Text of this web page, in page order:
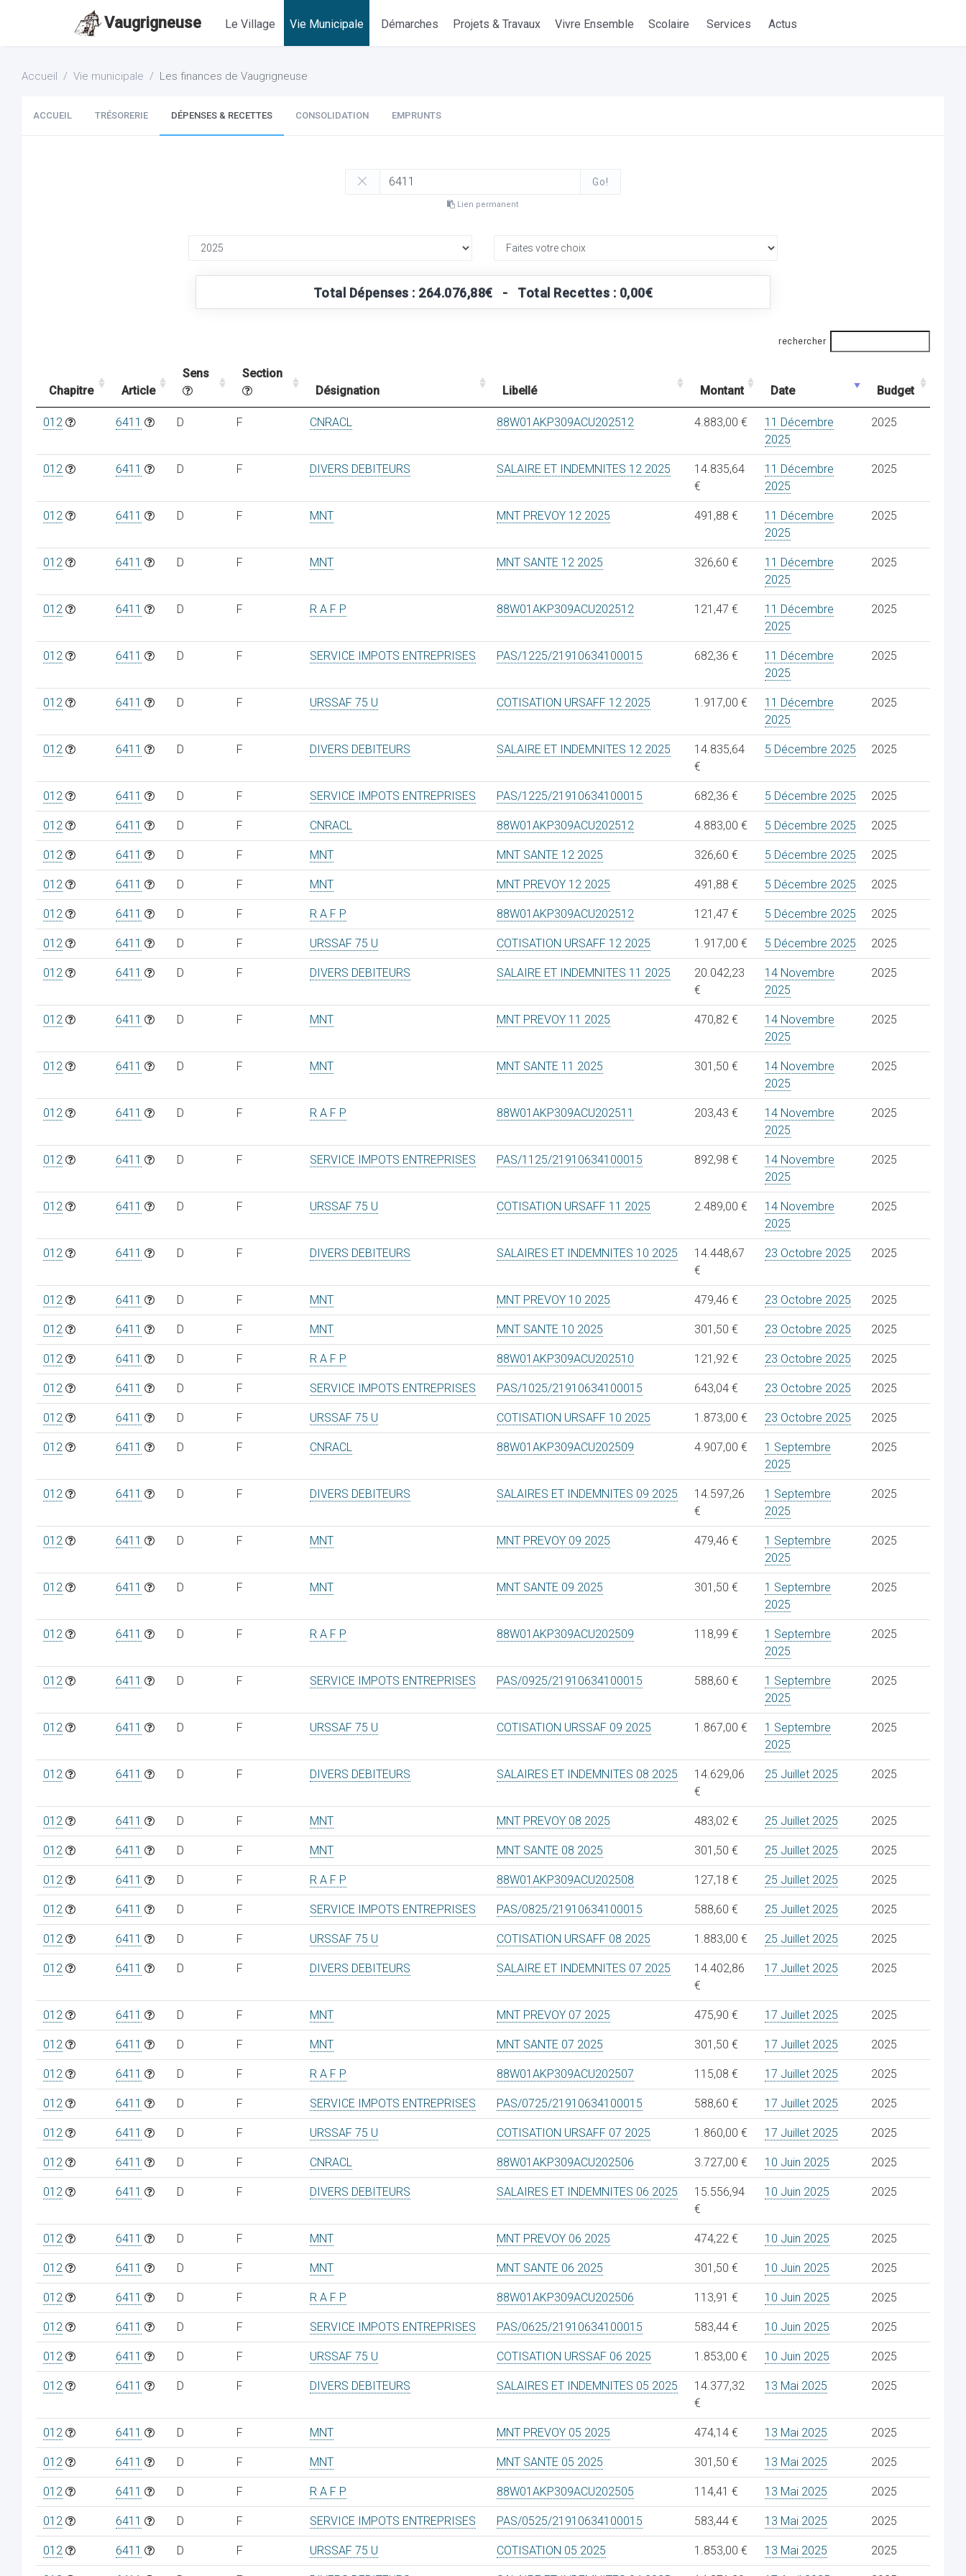
Vaugrigneuse Le Village Vie Municipale Démarches Projets & Travaux Vivre Ensemble Scolaire Services Actus
Accueil Vie municipale Les finances de Vaugrigneuse
ACCUEIL TRÉSORERIE DÉPENSES & RECETTES CONSOLIDATION EMPRUNTS
Go!
Lien permanent
Total Dépenses : 264.076,88€ - Total Recettes : 0,00€
rechercher
Chapitre Article
Sens
Section
Désignation
Libellé Montant Date Budget
012 6411 D F CNRACL 88W01AKP309ACU202512 4.883,00 €
11 Décembre
2025
2025
012 6411 D F DIVERS DEBITEURS SALAIRE ET INDEMNITES 12 2025
14.835,64
€
11 Décembre
2025
2025
012 6411 D F MNT MNT PREVOY 12 2025 491,88 €
11 Décembre
2025
2025
012 6411 D F MNT MNT SANTE 12 2025 326,60 €
11 Décembre
2025
2025
012 6411 D F R A F P 88W01AKP309ACU202512 121,47 €
11 Décembre
2025
2025
012 6411 D F SERVICE IMPOTS ENTREPRISES PAS/1225/21910634100015 682,36 €
11 Décembre
2025
2025
012 6411 D F URSSAF 75 U COTISATION URSAFF 12 2025 1.917,00 €
11 Décembre
2025
2025
012 6411 D F DIVERS DEBITEURS SALAIRE ET INDEMNITES 12 2025
14.835,64
€
5 Décembre 2025 2025
012 6411 D F SERVICE IMPOTS ENTREPRISES PAS/1225/21910634100015 682,36 € 5 Décembre 2025 2025
012 6411 D F CNRACL 88W01AKP309ACU202512 4.883,00 € 5 Décembre 2025 2025
012 6411 D F MNT MNT SANTE 12 2025 326,60 € 5 Décembre 2025 2025
012 6411 D F MNT MNT PREVOY 12 2025 491,88 € 5 Décembre 2025 2025
012 6411 D F R A F P 88W01AKP309ACU202512 121,47 € 5 Décembre 2025 2025
012 6411 D F URSSAF 75 U COTISATION URSAFF 12 2025 1.917,00 € 5 Décembre 2025 2025
012 6411 D F DIVERS DEBITEURS SALAIRE ET INDEMNITES 11 2025
20.042,23
€
14 Novembre
2025
2025
012 6411 D F MNT MNT PREVOY 11 2025 470,82 €
14 Novembre
2025
2025
012 6411 D F MNT MNT SANTE 11 2025 301,50 €
14 Novembre
2025
2025
012 6411 D F R A F P 88W01AKP309ACU202511 203,43 €
14 Novembre
2025
2025
012 6411 D F SERVICE IMPOTS ENTREPRISES PAS/1125/21910634100015 892,98 €
14 Novembre
2025
2025
012 6411 D F URSSAF 75 U COTISATION URSAFF 11 2025 2.489,00 €
14 Novembre
2025
2025
012 6411 D F DIVERS DEBITEURS SALAIRES ET INDEMNITES 10 2025
14.448,67
€
23 Octobre 2025 2025
012 6411 D F MNT MNT PREVOY 10 2025 479,46 € 23 Octobre 2025 2025
012 6411 D F MNT MNT SANTE 10 2025 301,50 € 23 Octobre 2025 2025
012 6411 D F R A F P 88W01AKP309ACU202510 121,92 € 23 Octobre 2025 2025
012 6411 D F SERVICE IMPOTS ENTREPRISES PAS/1025/21910634100015 643,04 € 23 Octobre 2025 2025
012 6411 D F URSSAF 75 U COTISATION URSAFF 10 2025 1.873,00 € 23 Octobre 2025 2025
012 6411 D F CNRACL 88W01AKP309ACU202509 4.907,00 €
1 Septembre
2025
2025
012 6411 D F DIVERS DEBITEURS SALAIRES ET INDEMNITES 09 2025
14.597,26
€
1 Septembre
2025
2025
012 6411 D F MNT MNT PREVOY 09 2025 479,46 €
1 Septembre
2025
2025
012 6411 D F MNT MNT SANTE 09 2025 301,50 €
1 Septembre
2025
2025
012 6411 D F R A F P 88W01AKP309ACU202509 118,99 €
1 Septembre
2025
2025
012 6411 D F SERVICE IMPOTS ENTREPRISES PAS/0925/21910634100015 588,60 €
1 Septembre
2025
2025
012 6411 D F URSSAF 75 U COTISATION URSSAF 09 2025 1.867,00 €
1 Septembre
2025
2025
012 6411 D F DIVERS DEBITEURS SALAIRES ET INDEMNITES 08 2025
14.629,06
€
25 Juillet 2025 2025
012 6411 D F MNT MNT PREVOY 08 2025 483,02 € 25 Juillet 2025 2025
012 6411 D F MNT MNT SANTE 08 2025 301,50 € 25 Juillet 2025 2025
012 6411 D F R A F P 88W01AKP309ACU202508 127,18 € 25 Juillet 2025 2025
012 6411 D F SERVICE IMPOTS ENTREPRISES PAS/0825/21910634100015 588,60 € 25 Juillet 2025 2025
012 6411 D F URSSAF 75 U COTISATION URSAFF 08 2025 1.883,00 € 25 Juillet 2025 2025
012 6411 D F DIVERS DEBITEURS SALAIRE ET INDEMNITES 07 2025
14.402,86
€
17 Juillet 2025 2025
012 6411 D F MNT MNT PREVOY 07 2025 475,90 € 17 Juillet 2025 2025
012 6411 D F MNT MNT SANTE 07 2025 301,50 € 17 Juillet 2025 2025
012 6411 D F R A F P 88W01AKP309ACU202507 115,08 € 17 Juillet 2025 2025
012 6411 D F SERVICE IMPOTS ENTREPRISES PAS/0725/21910634100015 588,60 € 17 Juillet 2025 2025
012 6411 D F URSSAF 75 U COTISATION URSAFF 07 2025 1.860,00 € 17 Juillet 2025 2025
012 6411 D F CNRACL 88W01AKP309ACU202506 3.727,00 € 10 Juin 2025 2025
012 6411 D F DIVERS DEBITEURS SALAIRES ET INDEMNITES 06 2025
15.556,94
€
10 Juin 2025 2025
012 6411 D F MNT MNT PREVOY 06 2025 474,22 € 10 Juin 2025 2025
012 6411 D F MNT MNT SANTE 06 2025 301,50 € 10 Juin 2025 2025
012 6411 D F R A F P 88W01AKP309ACU202506 113,91 € 10 Juin 2025 2025
012 6411 D F SERVICE IMPOTS ENTREPRISES PAS/0625/21910634100015 583,44 € 10 Juin 2025 2025
012 6411 D F URSSAF 75 U COTISATION URSSAF 06 2025 1.853,00 € 10 Juin 2025 2025
012 6411 D F DIVERS DEBITEURS SALAIRES ET INDEMNITES 05 2025
14.377,32
€
13 Mai 2025 2025
012 6411 D F MNT MNT PREVOY 05 2025 474,14 € 13 Mai 2025 2025
012 6411 D F MNT MNT SANTE 05 2025 301,50 € 13 Mai 2025 2025
012 6411 D F R A F P 88W01AKP309ACU202505 114,41 € 13 Mai 2025 2025
012 6411 D F SERVICE IMPOTS ENTREPRISES PAS/0525/21910634100015 583,44 € 13 Mai 2025 2025
012 6411 D F URSSAF 75 U COTISATION 05 2025 1.853,00 € 13 Mai 2025 2025